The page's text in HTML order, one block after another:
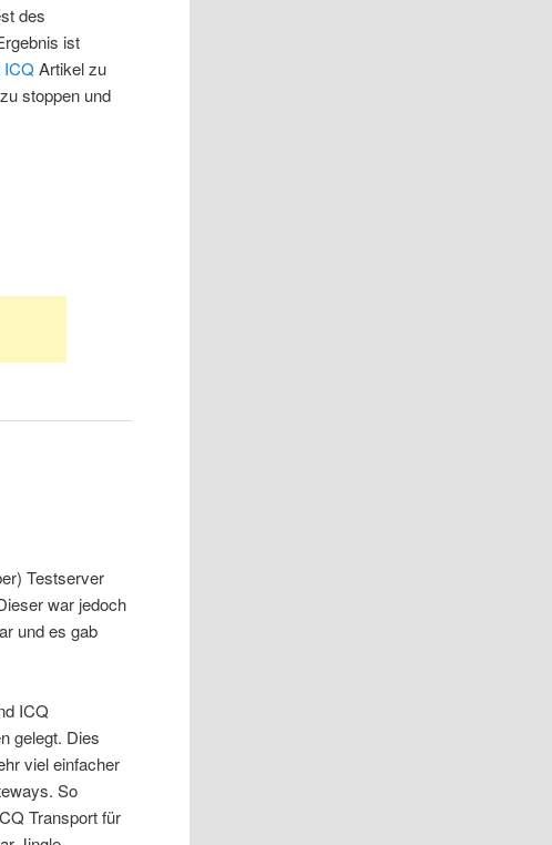
des
ist
ICQ Artikel zu
stoppen und
Testserver
war jedoch
und es gab
ICQ
gelegt. Dies
viel einfacher
So
Transport für